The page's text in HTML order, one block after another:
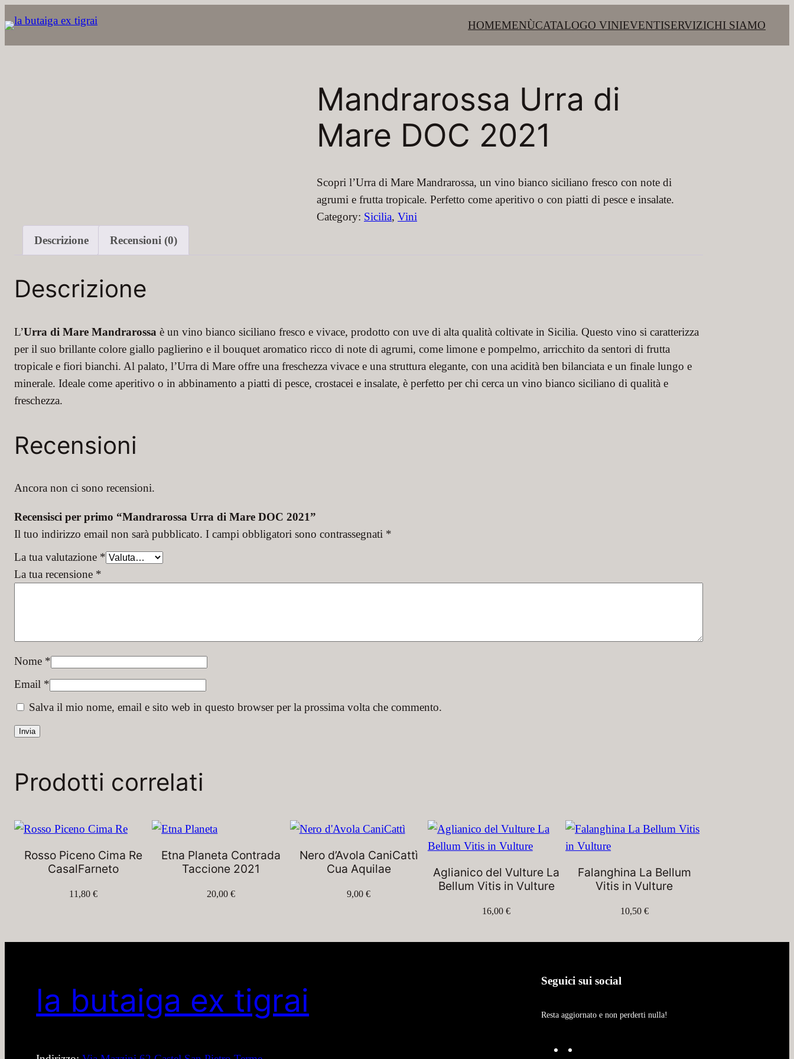
al
contenuto
HOMEMENÙCATALOGO VINIEVENTISERVIZICHI SIAMO
Mandrarossa Urra di
Mare DOC 2021
Scopri l’Urra di Mare Mandrarossa, un vino bianco siciliano fresco con note di
agrumi e frutta tropicale. Perfetto come aperitivo o con piatti di pesce e insalate.
Category: Sicilia, Vini
Descrizione
Recensioni (0)
Descrizione
L’Urra di Mare Mandrarossa è un vino bianco siciliano fresco e vivace, prodotto con uve di alta qualità coltivate in Sicilia. Questo vino si caratterizza
per il suo brillante colore giallo paglierino e il bouquet aromatico ricco di note di agrumi, come limone e pompelmo, arricchito da sentori di frutta
tropicale e fiori bianchi. Al palato, l’Urra di Mare offre una freschezza vivace e una struttura elegante, con una acidità ben bilanciata e un finale lungo e
minerale. Ideale come aperitivo o in abbinamento a piatti di pesce, crostacei e insalate, è perfetto per chi cerca un vino bianco siciliano di qualità e
freschezza.
Recensioni
Ancora non ci sono recensioni.
Recensisci per primo “Mandrarossa Urra di Mare DOC 2021”
Il tuo indirizzo email non sarà pubblicato. I campi obbligatori sono contrassegnati *
La tua valutazione *
La tua recensione *
Nome *
Email *
Salva il mio nome, email e sito web in questo browser per la prossima volta che commento.
Prodotti correlati
Rosso Piceno Cima Re
CasalFarneto
11,80 €
Etna Planeta Contrada
Taccione 2021
20,00 €
Nero d’Avola CaniCattì
Cua Aquilae
9,00€
Aglianico del Vulture La
Bellum Vitis in Vulture
16,00€
Falanghina La Bellum
Vitis in Vulture
10,50 €
la butaiga ex tigrai Seguici sui social
Resta aggiornato e non perderti nulla!